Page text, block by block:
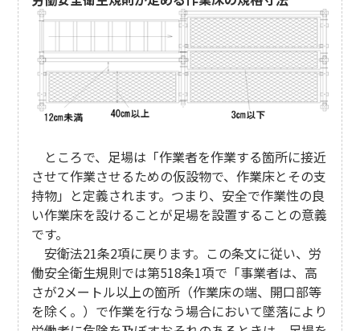
ところで、足場は「作業者を作業する箇所に接近
させて作業させるための仮設物で、作業床とその支
持物」と定義されます。つまり、安全で作業性の良
い作業床を設けることが足場を設置することの意義
です。
安衛法21条2項に戻ります。この条文に従い、労
働安全衛生規則では第518条1項で「事業者は、高
さが2メートル以上の箇所（作業床の端、開口部等
を除く。）で作業を行なう場合において墜落により